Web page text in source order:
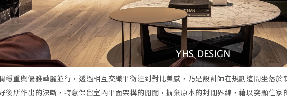
穩重與優雅華麗並行，透過相互交織平衡達到對比美感，乃是設計師在規劃這間坐落
後所作出的決斷，特意保留室內平面架構的開闊，摒棄原本的封閉界線，藉以突顯住